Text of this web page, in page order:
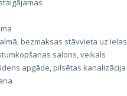
bezmaksas stāvvieta uz ielas
salons, veikals
apgāde, pilsētas kanalizācija